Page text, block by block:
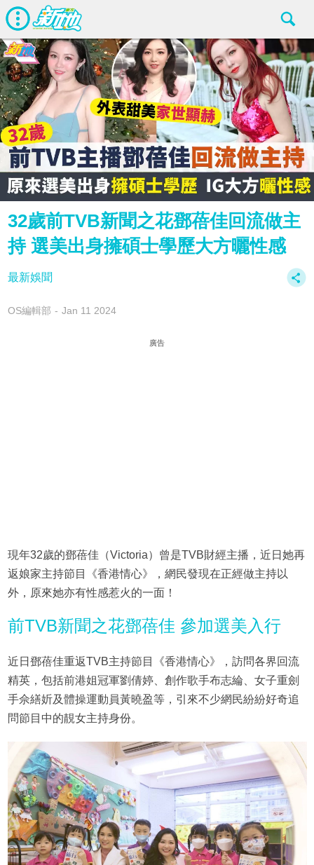
32歲前TVB新聞之花鄧蓓佳回流做主
持 選美出身擁碩士學歷大方曬性感
最新娛聞
OS編輯部 Jan 11 2024
廣告
現年32歲的鄧蓓佳（Victoria）曾是TVB財經主播，近日她再
返娘家主持節目《香港情心》，網民發現在正經做主持以
外，原來她亦有性感惹火的一面！
前TVB新聞之花鄧蓓佳 參加選美入行
近日鄧蓓佳重返TVB主持節目《香港情心》，訪問各界回流
精英，包括前港姐冠軍劉倩婷、創作歌手布志綸、女子重劍
手佘繕妡及體操運動員黃曉盈等，引來不少網民紛紛好奇追
問節目中的靚女主持身份。